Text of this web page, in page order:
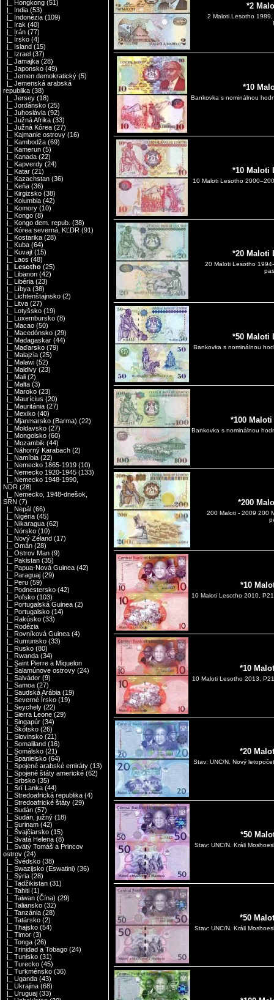
|_ Hongkong (51)
|_ India (53)
|_ Indonézia (109)
|_ Irak (40)
|_ Irán (77)
|_ Írsko (4)
|_ Island (15)
|_ Izrael (37)
|_ Jamajka (28)
|_ Japonsko (49)
|_ Jemen demokratický (5)
|_ Jemenská arabská
republika (38)
|_ Jersey (18)
|_ Jordánsko (25)
|_ Juhoslávia (92)
|_ Južná Afrika (33)
|_ Južná Kórea (27)
|_ Kajmanie ostrovy (16)
|_ Kambodža (69)
|_ Kamerun (5)
|_ Kanada (22)
|_ Kapverdy (24)
|_ Katar (21)
|_ Kazachstan (36)
|_ Keňa (36)
|_ Kirgizsko (38)
|_ Kolumbia (42)
|_ Komory (10)
|_ Kongo (8)
|_ Kongo dem. repub. (38)
|_ Kórea severná, KĽDR (91)
|_ Kostarika (28)
|_ Kuba (64)
|_ Kuvajt (15)
|_ Laos (48)
|_ Lesotho (25)
|_ Libanon (42)
|_ Libéria (23)
|_ Líbya (38)
|_ Lichtenštajnsko (2)
|_ Litva (27)
|_ Lotyšsko (19)
|_ Luxembursko (8)
|_ Macao (50)
|_ Macedónsko (29)
|_ Madagaskar (44)
|_ Maďarsko (79)
|_ Malajzia (25)
|_ Malawi (52)
|_ Maldivy (23)
|_ Mali (2)
|_ Malta (3)
|_ Maroko (23)
|_ Maurícius (20)
|_ Mauritánia (27)
|_ Mexiko (40)
|_ Mjanmarsko (Barma) (22)
|_ Moldavsko (27)
|_ Mongolsko (60)
|_ Mozambik (44)
|_ Náhorný Karabach (2)
|_ Namíbia (22)
|_ Nemecko 1865-1919 (10)
|_ Nemecko 1920-1945 (133)
|_ Nemecko 1948-1990,
NDR (28)
|_ Nemecko, 1948-dnešok,
SRN (7)
|_ Nepál (66)
|_ Nigéria (45)
|_ Nikaragua (62)
|_ Nórsko (10)
|_ Nový Zéland (17)
|_ Omán (28)
|_ Ostrov Man (9)
|_ Pakistan (35)
|_ Papua-Nová Guinea (42)
|_ Paraguaj (29)
|_ Peru (59)
|_ Podnestersko (42)
|_ Poľsko (103)
|_ Portugalská Guinea (2)
|_ Portugalsko (14)
|_ Rakúsko (33)
|_ Rodézia
|_ Rovníková Guinea (4)
|_ Rumunsko (33)
|_ Rusko (80)
|_ Rwanda (34)
|_ Saint Pierre a Miquelon
|_ Šalamúnove ostrovy (24)
|_ Salvádor (9)
|_ Samoa (27)
|_ Saudská Arábia (19)
|_ Severné Írsko (19)
|_ Seychely (22)
|_ Sierra Leone (29)
|_ Singapúr (34)
|_ Škótsko (26)
|_ Slovinsko (21)
|_ Somaliland (16)
|_ Somálsko (21)
|_ Španielsko (64)
|_ Spojené arabské emiráty (13)
|_ Spojené štáty americké (62)
|_ Srbsko (35)
|_ Srí Lanka (44)
|_ Stredoafrická republika (4)
|_ Stredoafrické štáty (29)
|_ Sudán (57)
|_ Sudán, južný (18)
|_ Surinam (42)
|_ Švajčiarsko (15)
|_ Svätá Helena (8)
|_ Svätý Tomáš a Princov
ostrov (24)
|_ Švédsko (38)
|_ Swazijsko (Eswatini) (36)
|_ Sýria (28)
|_ Tadžikistan (31)
|_ Tahiti (1)
|_ Taiwan (Čína) (29)
|_ Taliansko (32)
|_ Tanzánia (28)
|_ Tatársko (2)
|_ Thajsko (54)
|_ Timor (3)
|_ Tonga (26)
|_ Trinidad a Tobago (24)
|_ Tunisko (31)
|_ Turecko (45)
|_ Turkménsko (36)
|_ Uganda (43)
|_ Ukrajina (68)
|_ Uruguaj (33)
*2
2 Maloti Lesotho
*10
Bankovka s nominálnou
*10 Maloti
10 Maloti Lesotho
*20 Maloti
20 Maloti Lesotho
*50 Maloti
Bankovka s nominálnou
*100 Maloti
Bankovka s nominálnou
*200
200 Maloti - 2009 200
*10
10 Maloti Lesotho 2010,
*10
10 Maloti Lesotho 2013,
*20
Stav: UNC/N. Nový
*50
Stav: UNC/N. Králi
*50
Stav: UNC/N. Králi